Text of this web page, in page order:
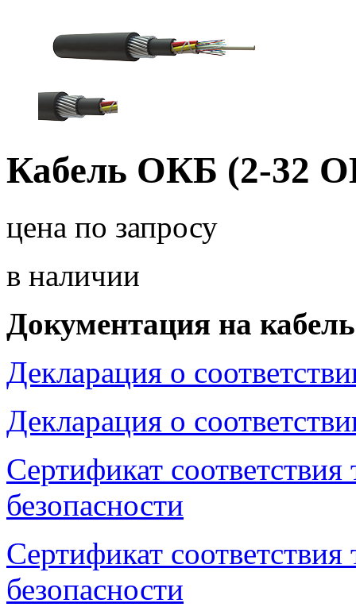
Кабель ОКБ (2-32
цена по запросу
в наличии
Документация на
Декларация о
Декларация о
Сертификат
безопасности
Сертификат
безопасности